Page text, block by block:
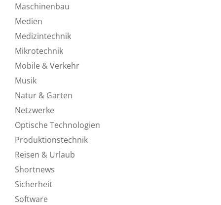
Maschinenbau
Medien
Medizintechnik
Mikrotechnik
Mobile & Verkehr
Musik
Natur & Garten
Netzwerke
Optische Technologien
Produktionstechnik
Reisen & Urlaub
Shortnews
Sicherheit
Software